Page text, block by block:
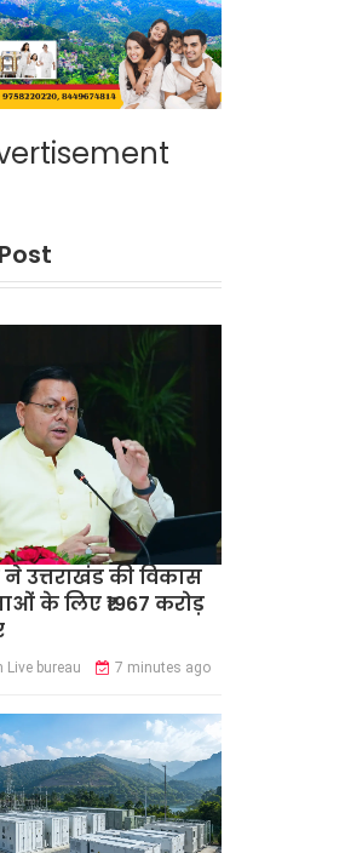
ने उत्तराखंड की विकास
के लिए ₹1967 करोड़
Live bureau 7 minutes ago